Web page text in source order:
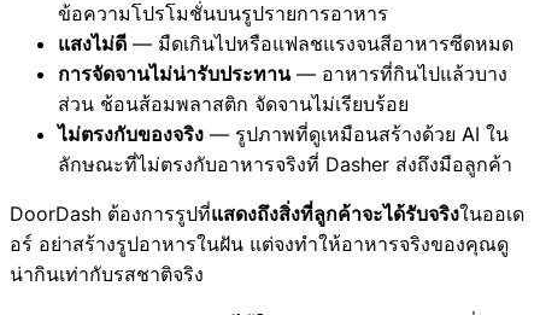
ข้อความโปรโมชั่นบนรูปรายการอาหาร
แสงไม่ดี — มืดเกินไปหรือแฟลชแรงจนสีอาหารซีดหมด
การจัดจานไม่น่ารับประทาน— อาหารที่กินไปแล้วบาง
ส่วน ช้อนส้อมพลาสติก จัดจานไม่เรียบร้อย
ไม่ตรงกับของจริง — รูปภาพที่ดูเหมือนสร้างด้วย AI ใน
ลักษณะที่ไม่ตรงกับอาหารจริงที่ Dasher ส่งถึงมือลูกค้า
DoorDash ต้องการรูปที่แสดงถึงสิ่งที่ลูกค้าจะได้รับจริงในออเด
อร์ อย่าสร้างรูปอาหารในฝัน แต่จงทำให้อาหารจริงของคุณดู
น่ากินเท่ากับรสชาติจริง